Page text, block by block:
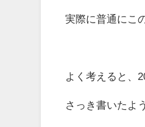
実際に普通にこ
よく考えると、
さっき書いたよ